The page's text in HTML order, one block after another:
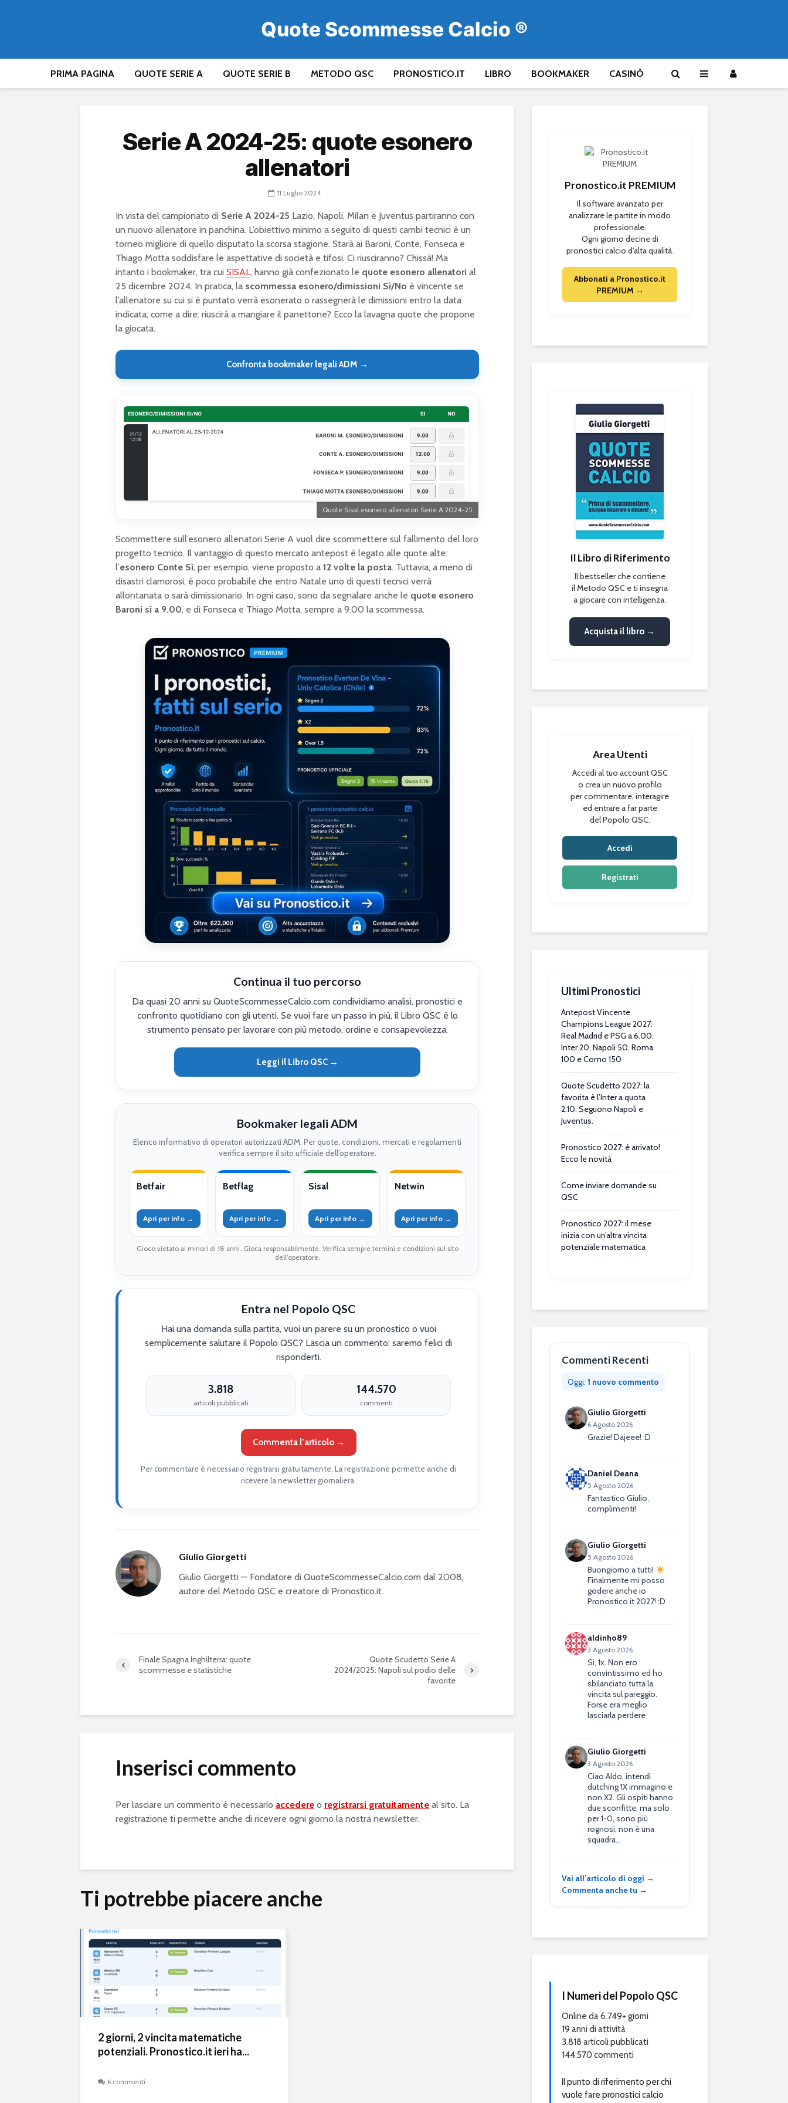
Quote Scommesse Calcio ®
PRIMA PAGINA QUOTE SERIE A QUOTE SERIE B METODO QSC PRONOSTICO.IT LIBRO BOOKMAKER CASINÒ
Serie A 2024-25: quote esonero
allenatori
11 Luglio 2024
In vista del campionato di Serie A 2024-25 Lazio, Napoli, Milan e Juventus partiranno con
un nuovo allenatore in panchina. L’obiettivo minimo a seguito di questi cambi tecnici è un
torneo migliore di quello disputato la scorsa stagione. Starà ai Baroni, Conte, Fonseca e
Thiago Motta soddisfare le aspettative di società e tifosi. Ci riusciranno? Chissà! Ma
intanto i bookmaker, tra cui SISAL, hanno già confezionato le quote esonero allenatori al
25 dicembre 2024. In pratica, la scommessa esonero/dimissioni Sì/No è vincente se
l’allenatore su cui si è puntato verrà esonerato o rassegnerà le dimissioni entro la data
indicata; come a dire: riuscirà a mangiare il panettone? Ecco la lavagna quote che propone
la giocata.
Confronta bookmaker legali ADM →
Quote Sisal esonero allenatori Serie A 2024-25
Scommettere sull’esonero allenatori Serie A vuol dire scommettere sul fallimento del loro
progetto tecnico. Il vantaggio di questo mercato antepost è legato alle quote alte:
l’esonero Conte Sì, per esempio, viene proposto a 12 volte la posta. Tuttavia, a meno di
disastri clamorosi, è poco probabile che entro Natale uno di questi tecnici verrà
allontanata o sarà dimissionario. In ogni caso, sono da segnalare anche le quote esonero
Baroni sì a 9.00, e di Fonseca e Thiago Motta, sempre a 9.00 la scommessa.
Continua il tuo percorso
Da quasi 20 anni su QuoteScommesseCalcio.com condividiamo analisi, pronostici e
confronto quotidiano con gli utenti. Se vuoi fare un passo in più, il Libro QSC è lo
strumento pensato per lavorare con più metodo, ordine e consapevolezza.
Leggi il Libro QSC →
Bookmaker legali ADM
Elenco informativo di operatori autorizzati ADM. Per quote, condizioni, mercati e regolamenti
verifica sempre il sito ufficiale dell’operatore.
Betfair
Apri per info →
Betflag
Apri per info →
Sisal
Apri per info →
Netwin
Apri per info →
Gioco vietato ai minori di 18 anni. Gioca responsabilmente. Verifica sempre termini e condizioni sul sito
dell’operatore.
Entra nel Popolo QSC
Hai una domanda sulla partita, vuoi un parere su un pronostico o vuoi
semplicemente salutare il Popolo QSC? Lascia un commento: saremo felici di
risponderti.
3.818
articoli pubblicati
144.570
commenti
Commenta l’articolo →
Per commentare è necessario registrarsi gratuitamente. La registrazione permette anche di
ricevere la newsletter giornaliera.
Giulio Giorgetti
Giulio Giorgetti — Fondatore di QuoteScommesseCalcio.com dal 2008,
autore del Metodo QSC e creatore di Pronostico.it.
Finale Spagna Inghilterra: quote
scommesse e statistiche
Quote Scudetto Serie A
2024/2025: Napoli sul podio delle
favorite
Inserisci commento
Per lasciare un commento è necessario accedere o registrarsi gratuitamente al sito. La
registrazione ti permette anche di ricevere ogni giorno la nostra newsletter.
Ti potrebbe piacere anche
2 giorni, 2 vincita matematiche
potenziali. Pronostico.it ieri ha...
6 commenti
Pronostico.it PREMIUM
Il software avanzato per
analizzare le partite in modo
professionale.
Ogni giorno decine di
pronostici calcio d'alta qualità.
Abbonati a Pronostico.it
PREMIUM →
Il Libro di Riferimento
Il bestseller che contiene
il Metodo QSC e ti insegna
a giocare con intelligenza.
Acquista il libro →
Area Utenti
Accedi al tuo account QSC
o crea un nuovo profilo
per commentare, interagire
ed entrare a far parte
del Popolo QSC.
Accedi
Registrati
Ultimi Pronostici
Antepost Vincente
Champions League 2027:
Real Madrid e PSG a 6.00.
Inter 20, Napoli 50, Roma
100 e Como 150
Quote Scudetto 2027: la
favorita è l’Inter a quota
2.10. Seguono Napoli e
Juventus.
Pronostico 2027: è arrivato!
Ecco le novità
Come inviare domande su
QSC
Pronostico 2027: il mese
inizia con un’altra vincita
potenziale matematica
Commenti Recenti
Oggi: 1 nuovo commento
Giulio Giorgetti
6 Agosto 2026
Grazie! Dajeee! :D
Daniel Deana
5 Agosto 2026
Fantastico Giulio,
complimenti!
Giulio Giorgetti
5 Agosto 2026
Buongiorno a tutti!
Finalmente mi posso
godere anche io
Pronostico.it 2027! :D
aldinho89
3 Agosto 2026
Si, 1x. Non ero
convintissimo ed ho
sbilanciato tutta la
vincita sul pareggio.
Forse era meglio
lasciarla perdere
Giulio Giorgetti
3 Agosto 2026
Ciao Aldo, intendi
dutching 1X immagino e
non X2. Gli ospiti hanno
due sconfitte, ma solo
per 1-0, sono più
rognosi, non è una
squadra…
Vai all’articolo di oggi →
Commenta anche tu →
I Numeri del Popolo QSC
Online da 6.749+ giorni
19 anni di attività
3.818 articoli pubblicati
144.570 commenti
Il punto di riferimento per chi
vuole fare pronostici calcio